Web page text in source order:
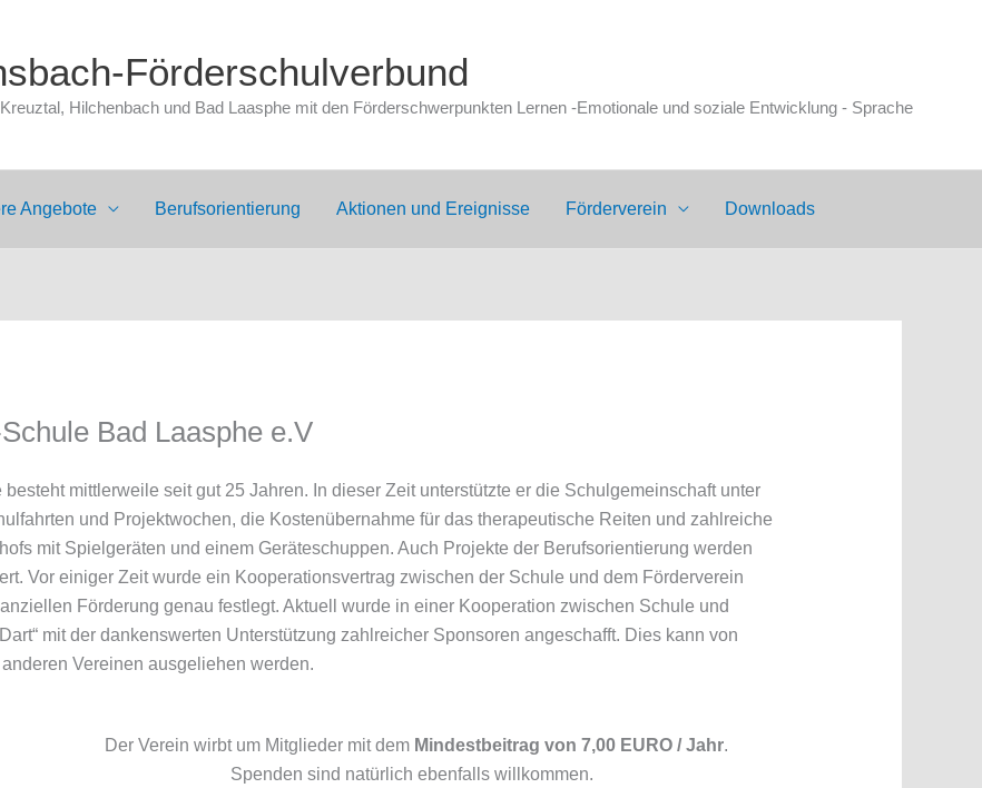
Förderschulverbund
Hilchenbach und Bad Laasphe mit den Förderschwerpunkten Lernen -Emotionale und soziale Entwicklung - Sprache
Angebote Berufsorientierung Aktionen und Ereignisse Förderverein Downloads
Bad Laasphe e.V
mittlerweile seit gut 25 Jahren. In dieser Zeit unterstützte er die Schulgemeinschaft unter
und Projektwochen, die Kostenübernahme für das therapeutische Reiten und zahlreiche
mit Spielgeräten und einem Geräteschuppen. Auch Projekte der Berufsorientierung werden
Vor einiger Zeit wurde ein Kooperationsvertrag zwischen der Schule und dem Förderverein
Förderung genau festlegt. Aktuell wurde in einer Kooperation zwischen Schule und
mit der dankenswerten Unterstützung zahlreicher Sponsoren angeschafft. Dies kann von
Vereinen ausgeliehen werden.
Der Verein wirbt um Mitglieder mit dem Mindestbeitrag von 7,00 EURO / Jahr.
Spenden sind natürlich ebenfalls willkommen.